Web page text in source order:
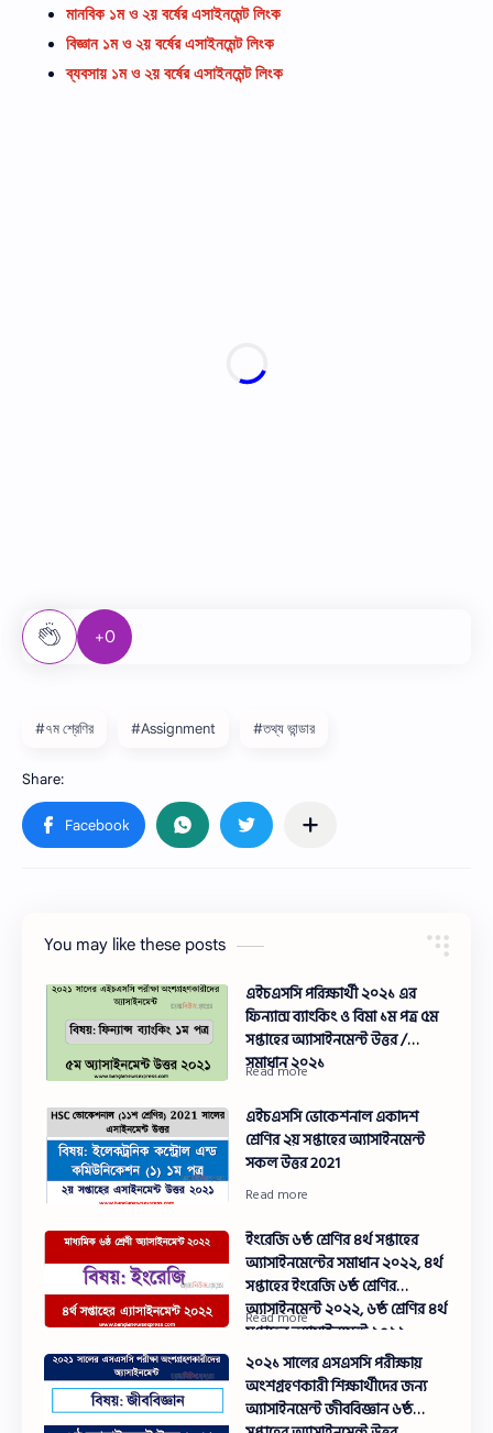
মানবিক ১ম ও ২য় বর্ষের এসাইনমেন্ট লিংক
বিজ্ঞান ১ম ও ২য় বর্ষের এসাইনমেন্ট লিংক
ব্যবসায় ১ম ও ২য় বর্ষের এসাইনমেন্ট লিংক
+0
#৭ম শ্রেণির #Assignment #তথ্য ভান্ডার
You may like these posts
এইচএসসি পরিক্ষার্থী ২০২১ এর
ফিন্যান্স ব্যাংকিং ও বিমা ১ম পত্র ৫ম
সপ্তাহের অ্যাসাইনমেন্ট উত্তর /
সমাধান ২০২১
এইচএসসি ভোকেশনাল একাদশ
শ্রেণির ২য় সপ্তাহের অ্যাসাইনমেন্ট
সকল উত্তর 2021
ইংরেজি ৬ষ্ঠ শ্রেণির ৪র্থ সপ্তাহের
অ্যাসাইনমেন্টের সমাধান ২০২২, ৪র্থ
সপ্তাহের ইংরেজি ৬ষ্ঠ শ্রেণির
অ্যাসাইনমেন্ট ২০২২, ৬ষ্ঠ শ্রেণির ৪র্থ
সপ্তাহের অ্যাসাইনমেন্ট ২০২২
ইংরেজি,ষষ্ঠ শ্রেণির ৪র্থ সপ্তাহের
এ্যাসাইনমেন্ট ইংরেজি এর উত্তর
২০২২
২০২১ সালের এসএসসি পরীক্ষায়
অংশগ্রহণকারী শিক্ষার্থীদের জন্য
অ্যাসাইনমেন্ট জীববিজ্ঞান ৬ষ্ঠ